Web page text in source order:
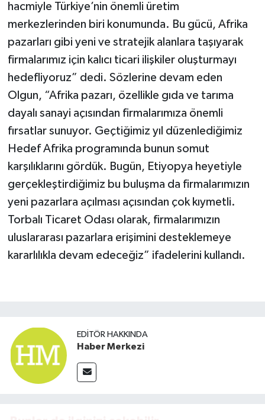
hacmiyle Türkiye’nin önemli üretim
merkezlerinden biri konumunda. Bu gücü, Afrika
pazarları gibi yeni ve stratejik alanlara taşıyarak
firmalarımız için kalıcı ticari ilişkiler oluşturmayı
hedefliyoruz” dedi. Sözlerine devam eden
Olgun, “Afrika pazarı, özellikle gıda ve tarıma
dayalı sanayi açısından firmalarımıza önemli
fırsatlar sunuyor. Geçtiğimiz yıl düzenlediğimiz
Hedef Afrika programında bunun somut
karşılıklarını gördük. Bugün, Etiyopya heyetiyle
gerçekleştirdiğimiz bu buluşma da firmalarımızın
yeni pazarlara açılması açısından çok kıymetli.
Torbalı Ticaret Odası olarak, firmalarımızın
uluslararası pazarlara erişimini desteklemeye
kararlılıkla devam edeceğiz” ifadelerini kullandı.
EDITÖR HAKKINDA
Haber Merkezi